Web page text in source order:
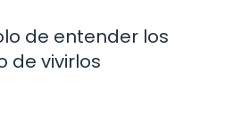
de entender los
de vivirlos